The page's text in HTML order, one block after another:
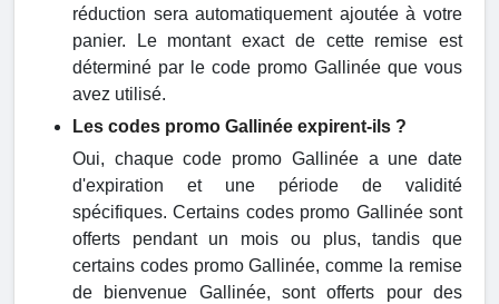
réduction sera automatiquement ajoutée à votre
panier. Le montant exact de cette remise est
déterminé par le code promo Gallinée que vous
avez utilisé.
Les codes promo Gallinée expirent-ils ?
Oui, chaque code promo Gallinée a une date
d'expiration et une période de validité
spécifiques. Certains codes promo Gallinée sont
offerts pendant un mois ou plus, tandis que
certains codes promo Gallinée, comme la remise
de bienvenue Gallinée, sont offerts pour des